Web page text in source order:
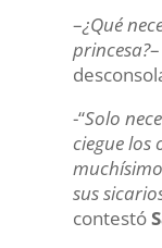
–¿Qué
princesa?
-“Solo
ciegue los
sus
contestó